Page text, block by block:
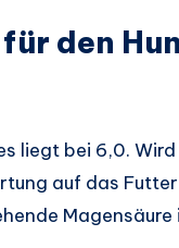
den
liegt bei 6,0.
auf das
Magensäure